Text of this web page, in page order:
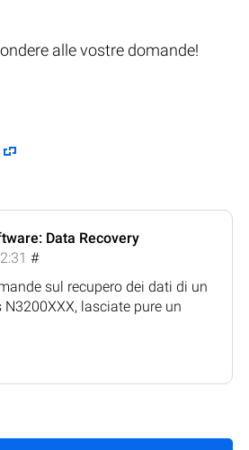
alle vostre domande!
Data Recovery
#
sul recupero dei dati di un
N3200XXX, lasciate pure un